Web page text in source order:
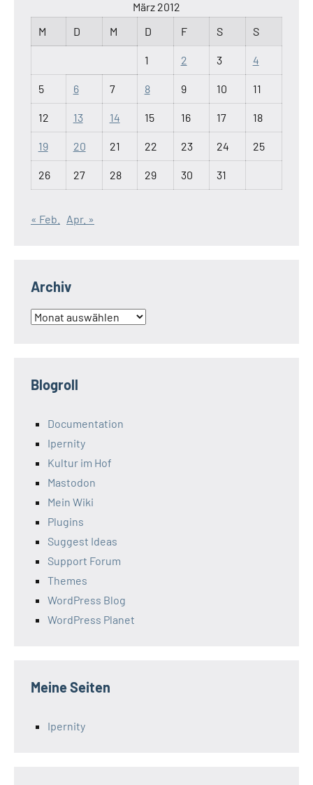
März 2012
M
D M D F S S
1 2 3 4
5 6 7 8 9 10 11
12 13 14 15 16 17 18
19 20 21 22 23 24 25
26 27 28 29 30 31
« Feb. Apr. »
Archiv
Archiv
Blogroll
Documentation
Ipernity
Kultur im Hof
Mastodon
Mein Wiki
Plugins
Suggest Ideas
Support Forum
Themes
WordPress Blog
WordPress Planet
Meine Seiten
Ipernity